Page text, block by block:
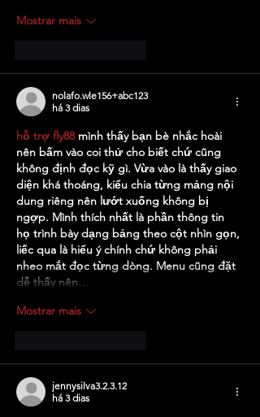
Mostrar mais
nolafo.wle156+abc123
há 3 dias
hỗ trợ fly88 mình thấy bạn bè nhắc hoài
nên bấm vào coi thử cho biết chứ cũng
không định đọc kỹ gì. Vừa vào là thấy giao
diện khá thoáng, kiểu chia từng mảng nội
dung riêng nên lướt xuống không bị
ngợp. Mình thích nhất là phần thông tin
họ trình bày dạng bảng theo cột nhìn gọn,
liếc qua là hiểu ý chính chứ không phải
nheo mắt đọc từng dòng. Menu cũng đặt
dễ thấy nên…
Mostrar mais
jennysilva3.2.3.12
há 3 dias